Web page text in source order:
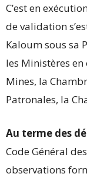
C’est en
de validation
Kaloum sous sa
les Ministères en
Mines, la
Patronales, la
Au terme des
Code Général
observations